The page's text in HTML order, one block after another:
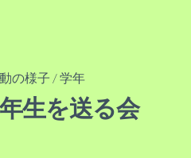
の様子 /学年
年生を送る会